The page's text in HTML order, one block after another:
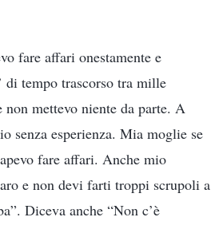
fare affari onestamente e
di tempo trascorso tra mille
mettevo niente da parte. A
esperienza. Mia moglie se
fare affari. Anche mio
e non devi farti troppi scrupoli a
Diceva anche “Non c’è